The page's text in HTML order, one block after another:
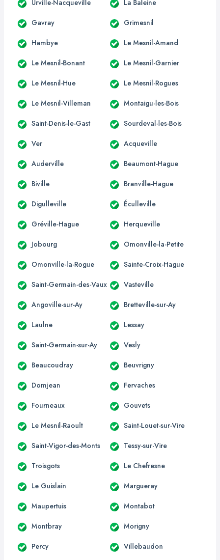
Urville-Nacqueville La Baleine
Gavray Grimesnil
Hambye Le Mesnil-Amand
Le Mesnil-Bonant Le Mesnil-Garnier
Le Mesnil-Hue Le Mesnil-Rogues
Le Mesnil-Villeman Montaigu-les-Bois
Saint-Denis-le-Gast Sourdeval-les-Bois
Ver Acqueville
Auderville Beaumont-Hague
Biville Branville-Hague
Digulleville Éculleville
Gréville-Hague Herqueville
Jobourg Omonville-la-Petite
Omonville-la-Rogue Sainte-Croix-Hague
Saint-Germain-des-Vaux Vasteville
Angoville-sur-Ay Bretteville-sur-Ay
Laulne Lessay
Saint-Germain-sur-Ay Vesly
Beaucoudray Beuvrigny
Domjean Fervaches
Fourneaux Gouvets
Le Mesnil-Raoult Saint-Louet-sur-Vire
Saint-Vigor-des-Monts Tessy-sur-Vire
Troisgots Le Chefresne
Le Guislain Margueray
Maupertuis Montabot
Montbray Morigny
Percy Villebaudon